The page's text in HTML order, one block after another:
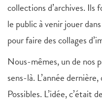
collections d’archives.
le public à venir jouer
pour faire des collages
Nous-mêmes, un de nos
sens-là. L’année
Possibles. L’idée, c’était